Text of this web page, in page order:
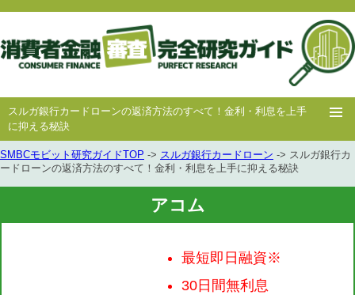
スルガ銀行カードローンの返済方法のすべて！金利・利息を上手
に抑える秘訣
ホー
ム
消費者
金融
中小消費者
金融
キャッシング
審査
キャッシング
豆知識
SMBCモビット研究ガイドTOP -> スルガ銀行カードローン -> スルガ銀行カ
ードローンの返済方法のすべて！金利・利息を上手に抑える秘訣
アコム
最短即日融資※
30日間無利息